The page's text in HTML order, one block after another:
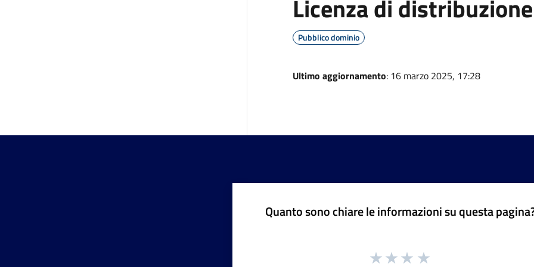
Licenza di distribuzione
Pubblico dominio
Ultimo aggiornamento: 16 marzo 2025, 17:28
Quanto sono chiare le informazioni su questa